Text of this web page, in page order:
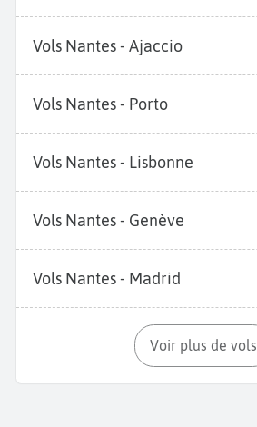
Vols Nantes - Ajaccio
Vols Nantes - Porto
Vols Nantes - Lisbonne
Vols Nantes - Genève
Vols Nantes - Madrid
Voir plus de vols